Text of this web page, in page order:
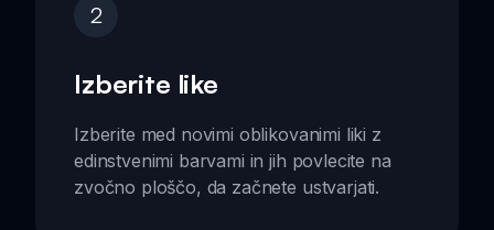
2
Izberite like
Izberite med novimi oblikovanimi liki z
edinstvenimi barvami in jih povlecite na
zvočno ploščo, da začnete ustvarjati.